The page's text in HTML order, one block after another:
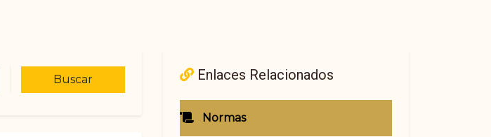
Buscar Enlaces Relacionados
Normas